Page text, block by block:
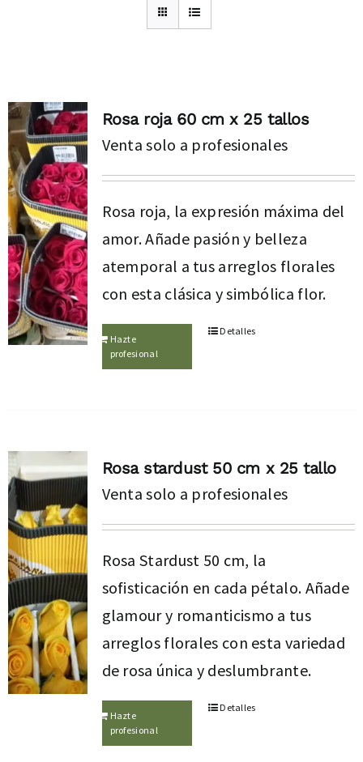
Rosa roja 60 cm x 25 tallos
Venta solo a profesionales
Rosa roja, la expresión máxima del
amor. Añade pasión y belleza
atemporal a tus arreglos florales
con esta clásica y simbólica flor.
Hazte
profesional
Detalles
Rosa stardust 50 cm x 25 tallo
Venta solo a profesionales
Rosa Stardust 50 cm, la
sofisticación en cada pétalo. Añade
glamour y romanticismo a tus
arreglos florales con esta variedad
de rosa única y deslumbrante.
Hazte
profesional
Detalles